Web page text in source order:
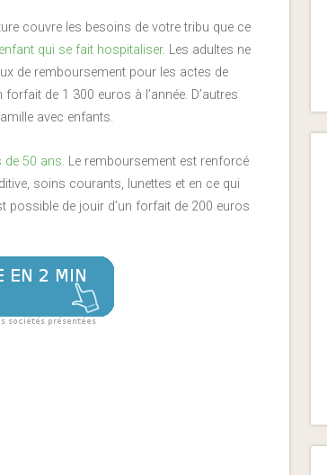
couvre les besoins de votre tribu que ce
qui se fait hospitaliser. Les adultes ne
de remboursement pour les actes de
de 1 300 euros à l’année. D’autres
avec enfants.
de 50 ans. Le remboursement est renforcé
soins courants, lunettes et en ce qui
possible de jouir d’un forfait de 200 euros